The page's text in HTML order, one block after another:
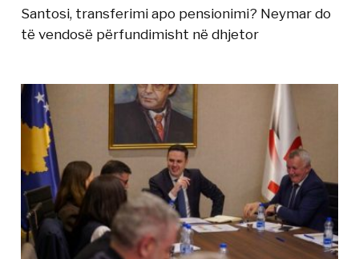
Santosi, transferimi apo pensionimi? Neymar do
të vendosë përfundimisht në dhjetor